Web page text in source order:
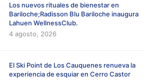
Los nuevos rituales de bienestar en
Bariloche;Radisson Blu Bariloche inaugura
Lahuen WellnessClub.
4 agosto, 2026
El Ski Point de Los Cauquenes renueva la
experiencia de esquiar en Cerro Castor